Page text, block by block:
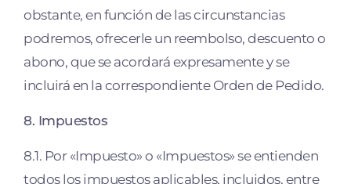
obstante, en función de las circunstancias
podremos, ofrecerle un reembolso, descuento o
abono, que se acordará expresamente y se
incluirá en la correspondiente Orden de Pedido.
8. Impuestos
8.1. Por «Impuesto» o «Impuestos» se entienden
todos los impuestos aplicables, incluidos, entre